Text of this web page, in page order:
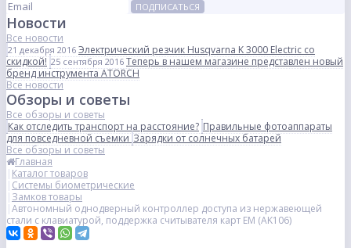
ПОДПИСАТЬСЯ
Новости
Все новости
21 декабря 2016 Электрический резчик Husqvarna K 3000 Electric со
скидкой! 25 сентября 2016 Теперь в нашем магазине представлен новый
бренд инструмента ATORCH
Все новости
Обзоры и советы
Все обзоры и советы
Как отследить транспорт на расстояние? Правильные фотоаппараты
для повседневной съемкиЗарядки от солнечных батарей
Все обзоры и советы
Главная
Каталог товаров
Системы биометрические
Замков товары
Автономный однодверный контроллер доступа из нержавеющей
стали с клавиатурой, поддержка считывателя карт EM (AK106)